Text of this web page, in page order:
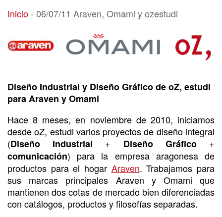
06/07/11 Araven, Omami y ozestudi
Inicio- 06/07/11 Araven, Omami y ozestudi
Diseño Industrial y Diseño Gráfico de oZ, estudi
para Araven y Omami
Hace 8 meses, en noviembre de 2010, iniciamos
desde oZ, estudi varios proyectos de diseño integral
(Diseño Industrial + Diseño Gráfico+
comunicación) para la empresa aragonesa de
productos para el hogar Araven. Trabajamos para
sus marcas principales Araven y Omami que
mantienen dos cotas de mercado bien diferenciadas
con catálogos, productos y filosofías separadas.